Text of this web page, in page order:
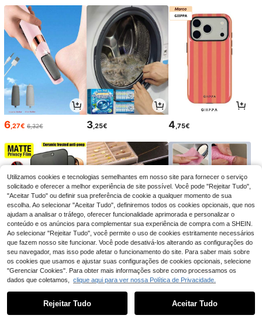
0
6 ,27€ 6,32€ 3,25€ 4 ,75€
3,84€ 8,68€ 3,05€ 3,08€
Utilizamos cookies e tecnologias semelhantes em nosso site para fornecer o serviço
solicitado e oferecer a melhor experiência de site possível. Você pode "Rejeitar Tudo",
"Aceitar Tudo" ou definir sua preferência de cookie a qualquer momento de sua
escolha. Ao selecionar "Aceitar Tudo", definiremos todos os cookies opcionais, que nos
ajudam a analisar o tráfego, oferecer funcionalidade aprimorada e personalizar o
conteúdo e os anúncios para complementar sua experiência de compra com a SHEIN.
Ao selecionar "Rejeitar Tudo", você permite o uso de cookies estritamente necessários
que fazem nosso site funcionar. Você pode desativá-los alterando as configurações do
seu navegador, mas isso pode afetar o funcionamento do site. Para saber mais sobre
os cookies que usamos e ajustar suas configurações de cookies opcionais, selecione
"Gerenciar Cookies". Para obter mais informações sobre como processamos os
dados que coletamos, clique aqui para ver nossa Política de Privacidade.
Rejeitar Tudo Aceitar Tudo